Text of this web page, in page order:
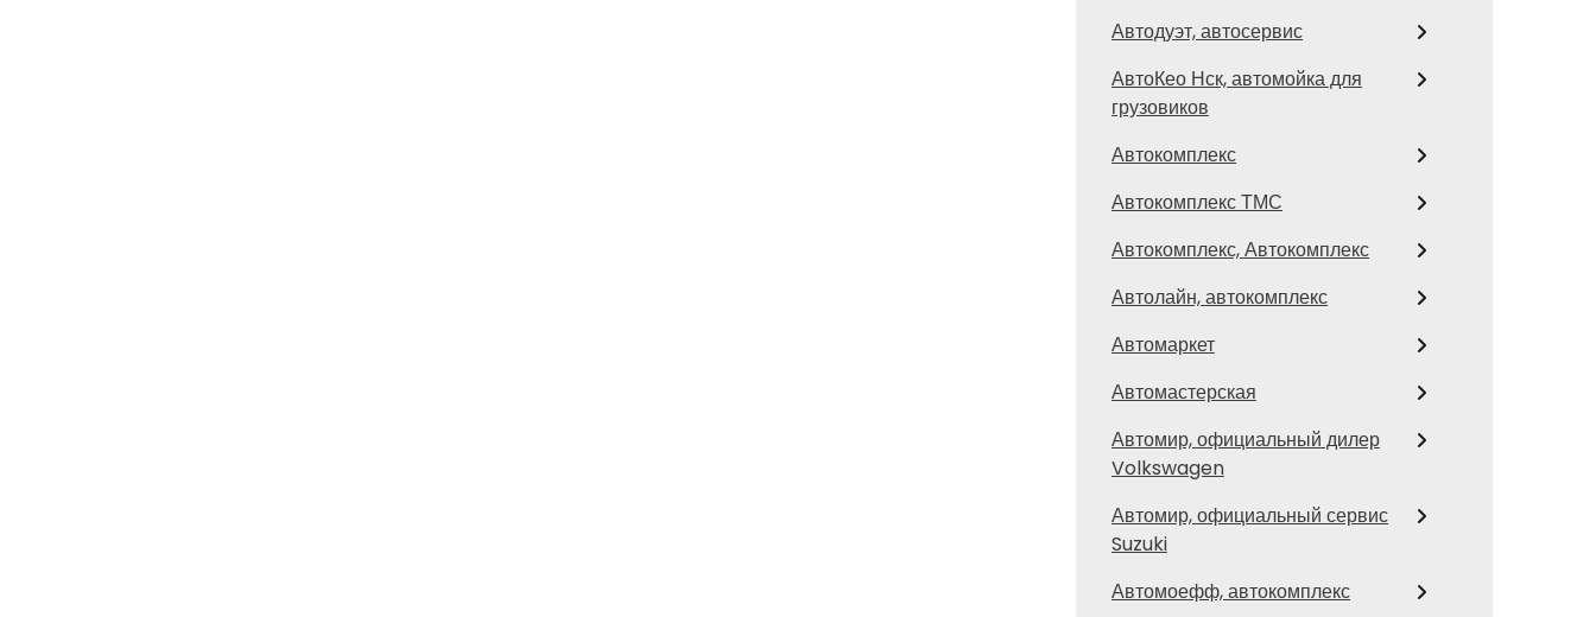
Автодуэт, автосервис
АвтоКео Нск, автомойка для
грузовиков
Автокомплекс
Автокомплекс ТМС
Автокомплекс, Автокомплекс
Автолайн, автокомплекс
Автомаркет
Автомастерская
Автомир, официальный дилер
Volkswagen
Автомир, официальный сервис
Suzuki
Автомоефф, автокомплекс